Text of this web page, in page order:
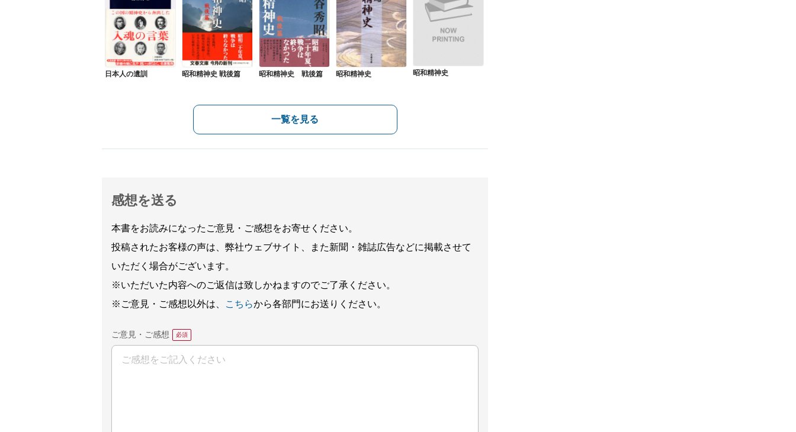
日本人の遺訓 昭和精神史 戦後篇 昭和精神史 戦後篇 昭和精神史 昭和精神史
一覧を見る
感想を送る
本書をお読みになったご意見・ご感想をお寄せください。
投稿されたお客様の声は、弊社ウェブサイト、また新聞・雑誌広告などに掲載させて
いただく場合がございます。
※いただいた内容へのご返信は致しかねますのでご了承ください。
※ご意見・ご感想以外は、
こちらから各部門にお送りください。
ご意見・ご感想